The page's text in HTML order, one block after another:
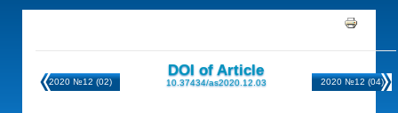
2020 №12 (02)
DOI of Article
10.37434/as2020.12.03 2020 №12 (04)